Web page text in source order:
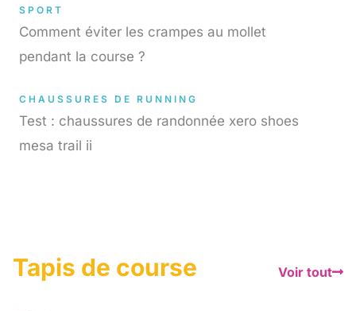
SPORT
Comment éviter les crampes au mollet
pendant la course ?
CHAUSSURES DE RUNNING
Test : chaussures de randonnée xero shoes
mesa trail ii
Tapis de course Voir tout